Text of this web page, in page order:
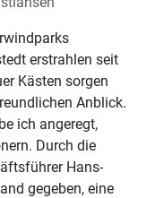
erstrahlen seit
Kästen sorgen
Anblick.
ich angeregt,
Durch die
Hans-
gegeben, eine